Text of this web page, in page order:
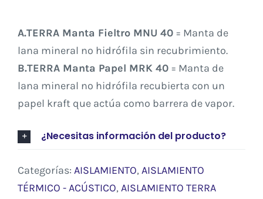
A.TERRA Manta Fieltro MNU 40 = Manta de
lana mineral no hidrófila sin recubrimiento.
B.TERRA Manta Papel MRK 40 = Manta de
lana mineral no hidrófila recubierta con un
papel kraft que actúa como barrera de vapor.
¿Necesitas información del producto?
Categorías: AISLAMIENTO, AISLAMIENTO
TÉRMICO - ACÚSTICO, AISLAMIENTO TERRA